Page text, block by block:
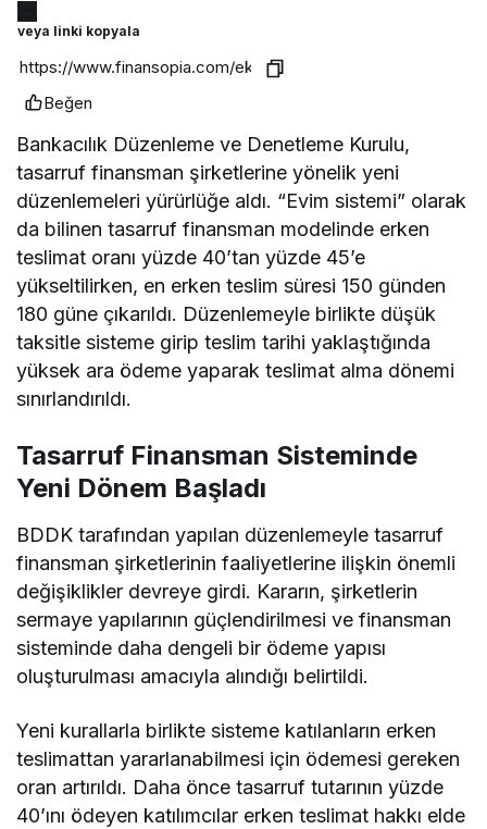
veya linki kopyala
Beğen
Bankacılık Düzenleme ve Denetleme Kurulu,
tasarruf finansman şirketlerine yönelik yeni
düzenlemeleri yürürlüğe aldı. “Evim sistemi” olarak
da bilinen tasarruf finansman modelinde erken
teslimat oranı yüzde 40’tan yüzde 45’e
yükseltilirken, en erken teslim süresi 150 günden
180 güne çıkarıldı. Düzenlemeyle birlikte düşük
taksitle sisteme girip teslim tarihi yaklaştığında
yüksek ara ödeme yaparak teslimat alma dönemi
sınırlandırıldı.
Tasarruf Finansman Sisteminde
Yeni Dönem Başladı
BDDK tarafından yapılan düzenlemeyle tasarruf
finansman şirketlerinin faaliyetlerine ilişkin önemli
değişiklikler devreye girdi. Kararın, şirketlerin
sermaye yapılarının güçlendirilmesi ve finansman
sisteminde daha dengeli bir ödeme yapısı
oluşturulması amacıyla alındığı belirtildi.
Yeni kurallarla birlikte sisteme katılanların erken
teslimattan yararlanabilmesi için ödemesi gereken
oran artırıldı. Daha önce tasarruf tutarının yüzde
40’ını ödeyen katılımcılar erken teslimat hakkı elde